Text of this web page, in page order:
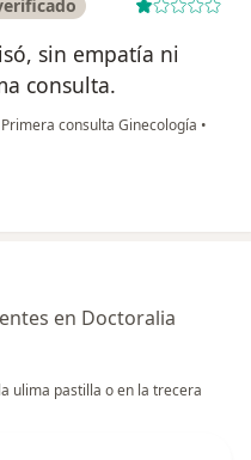
sin empatía ni
consulta.
Primera consulta Ginecología •
en Doctoralia
ulima pastilla o en la trecera